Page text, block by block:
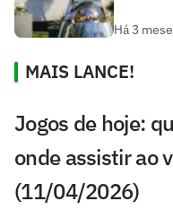
Há 3
MAIS LANCE!
Jogos de hoje:
onde assistir ao
(11/04/2026)